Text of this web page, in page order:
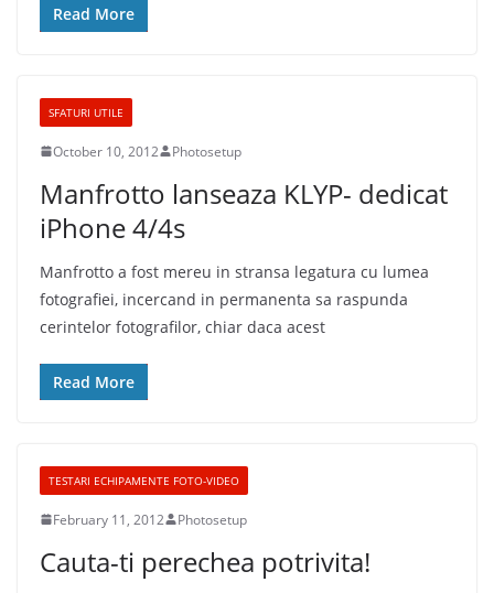
Read More
SFATURI UTILE
October 10, 2012 Photosetup
Manfrotto lanseaza KLYP- dedicat
iPhone 4/4s
Manfrotto a fost mereu in stransa legatura cu lumea
fotografiei, incercand in permanenta sa raspunda
cerintelor fotografilor, chiar daca acest
Read More
TESTARI ECHIPAMENTE FOTO-VIDEO
February 11, 2012 Photosetup
Cauta-ti perechea potrivita!